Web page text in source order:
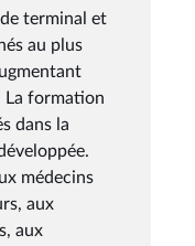
terminal et
au plus
La formation
dans la
médecins
aux
aux